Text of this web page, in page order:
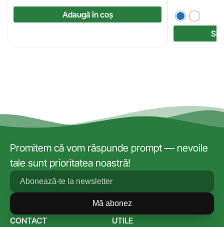
Adaugă în coș
Promitem că vom răspunde prompt — nevoile
tale sunt prioritatea noastră!
Mă abonez
UTILE
CONTACT